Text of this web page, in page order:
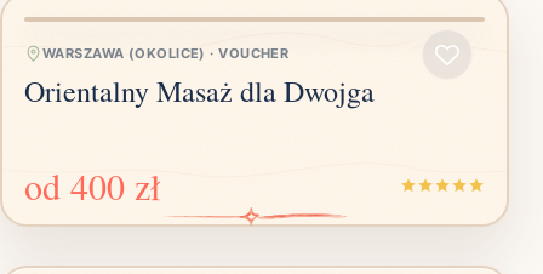
WARSZAWA (OKOLICE) ·VOUCHER
Orientalny Masaż dla Dwojga
od 400 zł